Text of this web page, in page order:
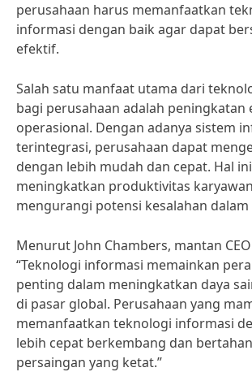
perusahaan harus memanfaatkan
informasi dengan baik agar dapat
efektif.
Salah satu manfaat utama dari
bagi perusahaan adalah peningkatan
operasional. Dengan adanya sistem
terintegrasi, perusahaan dapat
dengan lebih mudah dan cepat. Hal
meningkatkan produktivitas
mengurangi potensi kesalahan dalam
Menurut John Chambers, mantan
“Teknologi informasi memainkan
penting dalam meningkatkan daya
di pasar global. Perusahaan yang
memanfaatkan teknologi informasi
lebih cepat berkembang dan
persaingan yang ketat.”